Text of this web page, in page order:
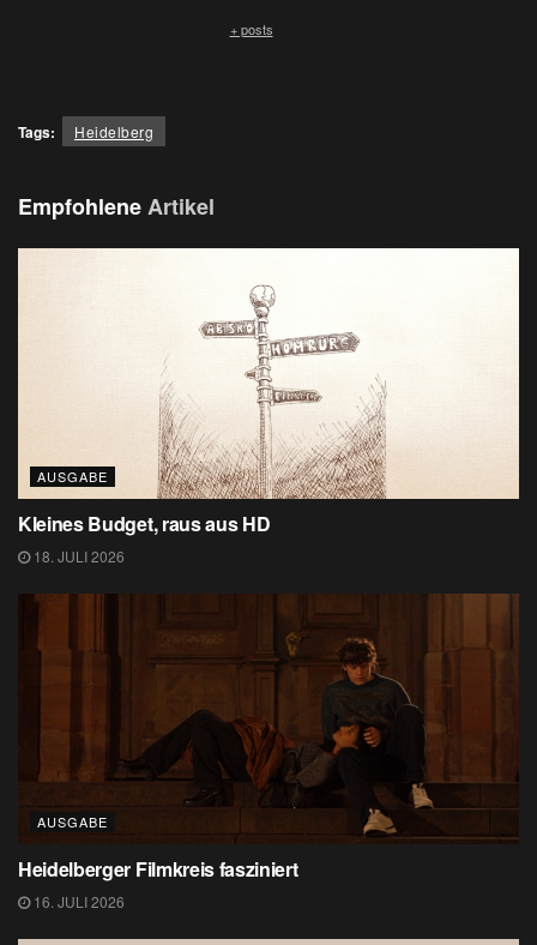
+ posts
Tags: Heidelberg
EmpfohleneArtikel
AUSGABE
Kleines Budget, raus aus HD
18. JULI 2026
AUSGABE
Heidelberger Filmkreis fasziniert
16. JULI 2026